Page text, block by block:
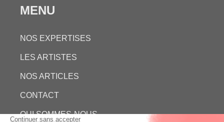
MENU
NOS EXPERTISES
LES ARTISTES
NOS ARTICLES
CONTACT
QUI SOMMES-NOUS